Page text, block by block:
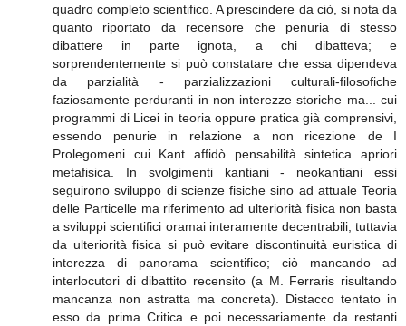
quadro completo scientifico. A prescindere da ciò, si nota da
quanto riportato da recensore che penuria di stesso
dibattere in parte ignota, a chi dibatteva; e
sorprendentemente si può constatare che essa dipendeva
da parzialità - parzializzazioni culturali-filosofiche
faziosamente perduranti in non interezze storiche ma... cui
programmi di Licei in teoria oppure pratica già comprensivi,
essendo penurie in relazione a non ricezione de I
Prolegomeni cui Kant affidò pensabilità sintetica apriori
metafisica. In svolgimenti kantiani - neokantiani essi
seguirono sviluppo di scienze fisiche sino ad attuale Teoria
delle Particelle ma riferimento ad ulteriorità fisica non basta
a sviluppi scientifici oramai interamente decentrabili; tuttavia
da ulteriorità fisica si può evitare discontinuità euristica di
interezza di panorama scientifico; ciò mancando ad
interlocutori di dibattito recensito (a M. Ferraris risultando
mancanza non astratta ma concreta). Distacco tentato in
esso da prima Critica e poi necessariamente da restanti